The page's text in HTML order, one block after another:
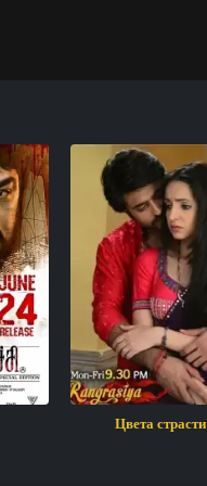
Цвета страсти